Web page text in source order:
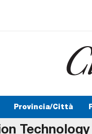
Provincia/Città
Technology